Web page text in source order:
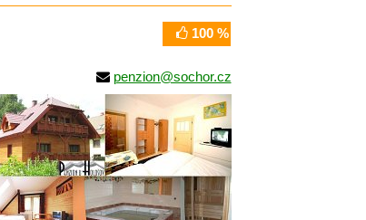
100 %
penzion@sochor.cz